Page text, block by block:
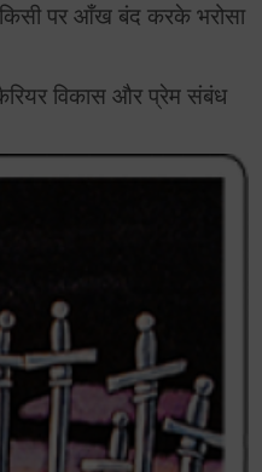
किसी पर आँख बंद करके भरोसा
विकास और प्रेम संबंध